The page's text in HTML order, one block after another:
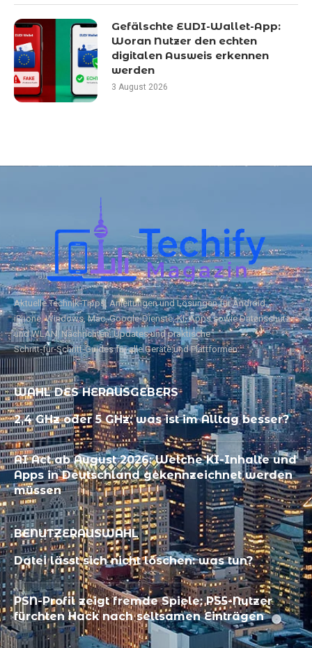
Gefälschte EUDI-Wallet-App:
Woran Nutzer den echten
digitalen Ausweis erkennen
werden
3 August 2026
Aktuelle Technik‑Tipps, Anleitungen und Lösungen für Android,
iPhone, Windows, Mac, Google‑Dienste, KI, Apps sowie Datenschutz
und WLAN. Nachrichten, Updates und praktische
Schritt‑für‑Schritt‑Guides für alle Geräte und Plattformen.
WAHL DES HERAUSGEBERS
2,4 GHz oder 5 GHz: was ist im Alltag besser?
AI Act ab August 2026: Welche KI-Inhalte und
Apps in Deutschland gekennzeichnet werden
müssen
BENUTZERAUSWAHL
Datei lässt sich nicht löschen: was tun?
PSN-Profil zeigt fremde Spiele: PS5-Nutzer
fürchten Hack nach seltsamen Einträgen